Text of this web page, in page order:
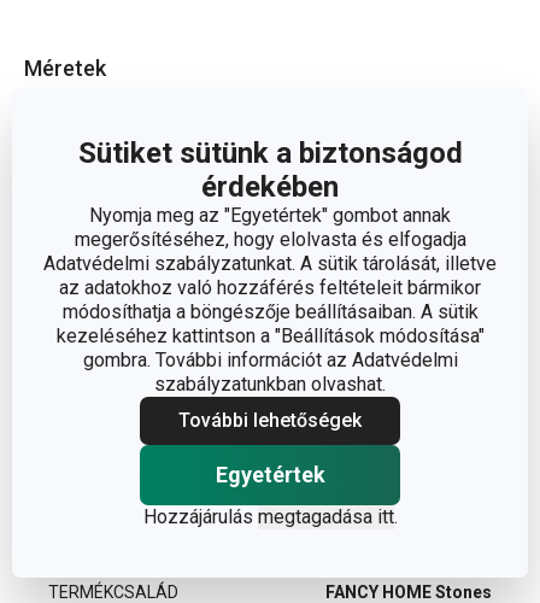
Sütiket sütünk a biztonságod
érdekében
Nyomja meg az "Egyetértek" gombot annak
megerősítéséhez, hogy elolvasta és elfogadja
Adatvédelmi szabályzatunkat. A sütik tárolását, illetve
az adatokhoz való hozzáférés feltételeit bármikor
módosíthatja a böngészője beállításaiban. A sütik
kezeléséhez kattintson a "Beállítások módosítása"
gombra. További információt az Adatvédelmi
szabályzatunkban olvashat.
További lehetőségek
Egyetértek
Hozzájárulás megtagadása itt.
Méretek
A TERMÉK SZÉLESSÉGE (CM)
A TERMÉK HOSSZA (CM) 45
Egyéb paraméterek
műanyag, ásványi
részecskék
étkezési alátét, asztalkendő
és egyéb alátétek
TERMÉKCSALÁD FANCY HOME Stones